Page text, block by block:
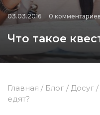
03.03.2016 0 комментариев
Что такое
Главная / Блог / Досуг /
едят?